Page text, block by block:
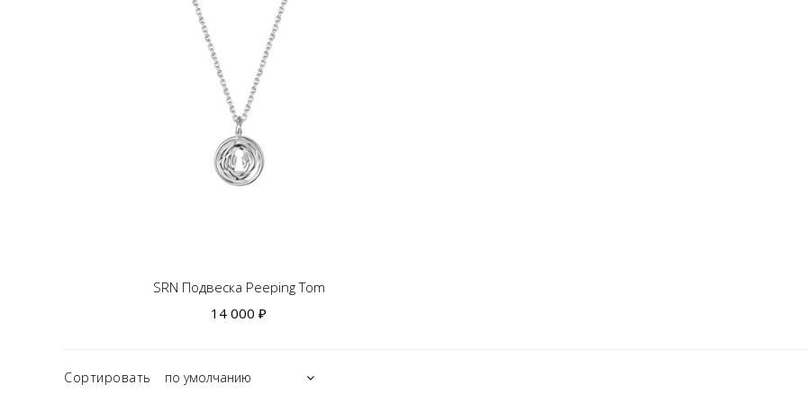
SRN Подвеска Peeping Tom
14 000 ₽
Сортировать